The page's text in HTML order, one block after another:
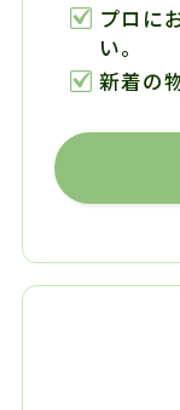
プロに
い。
新着の